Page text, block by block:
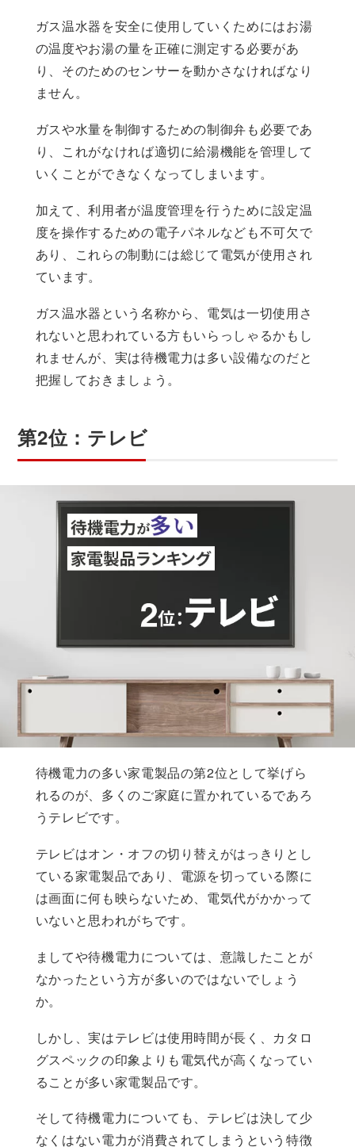
ガス温水器を安全に使用していくためにはお湯
の温度やお湯の量を正確に測定する必要があ
り、そのためのセンサーを動かさなければなり
ません。
ガスや水量を制御するための制御弁も必要であ
り、これがなければ適切に給湯機能を管理して
いくことができなくなってしまいます。
加えて、利用者が温度管理を行うために設定温
度を操作するための電子パネルなども不可欠で
あり、これらの制動には総じて電気が使用され
ています。
ガス温水器という名称から、電気は一切使用さ
れないと思われている方もいらっしゃるかもし
れませんが、実は待機電力は多い設備なのだと
把握しておきましょう。
第2位：テレビ
待機電力の多い家電製品の第2位として挙げら
れるのが、多くのご家庭に置かれているであろ
うテレビです。
テレビはオン・オフの切り替えがはっきりとし
ている家電製品であり、電源を切っている際に
は画面に何も映らないため、電気代がかかって
いないと思われがちです。
ましてや待機電力については、意識したことが
なかったという方が多いのではないでしょう
か。
しかし、実はテレビは使用時間が長く、カタロ
グスペックの印象よりも電気代が高くなってい
ることが多い家電製品です。
そして待機電力についても、テレビは決して少
なくはない電力が消費されてしまうという特徴